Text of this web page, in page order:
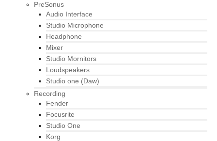
PreSonus
Audio Interface
Studio Microphone
Headphone
Mixer
Studio Mornitors
Loudspeakers
Studio one (Daw)
Recording
Fender
Focusrite
Studio One
Korg